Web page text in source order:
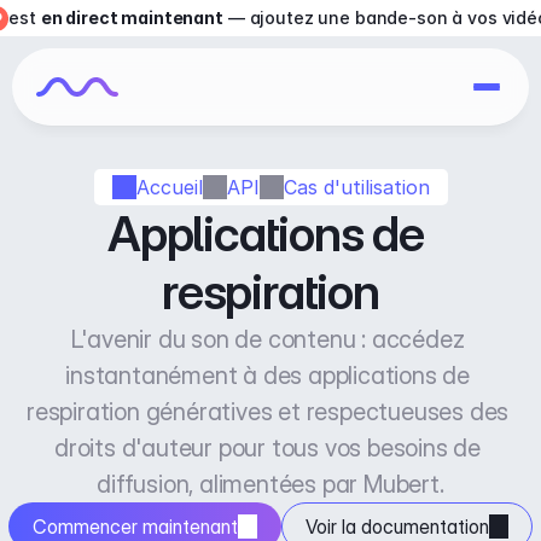
Accueil API Cas d'utilisation
Applications de
respiration
L'avenir du son de contenu : accédez
instantanément à des applications de
respiration génératives et respectueuses des
droits d'auteur pour tous vos besoins de
diffusion, alimentées par Mubert.
Commencer maintenant Voir la documentation
est en direct maintenant — ajoutez une bande-son à vos